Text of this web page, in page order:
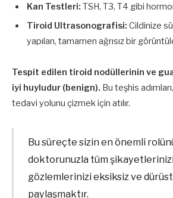
Kan Testleri: TSH, T3, T4 gibi
Tiroid Ultrasonografisi: Cildinize
yapılan, tamamen ağrısız bir
Tespit edilen tiroid nodüllerinin ve
iyi huyludur (benign). Bu teşhis
tedavi yolunu çizmek için atılır.
Bu süreçte sizin en önemli
doktorunuzla tüm
gözlemlerinizi eksiksiz ve
paylaşmaktır.